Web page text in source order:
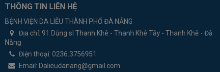
THÔNG TIN LIÊN HỆ
BỆNH VIỆN DA LIỄU THÀNH PHỐ ĐÀ NẴNG
Địa chỉ: 91 Dũng sĩ Thanh Khê - Thanh Khê Tây - Thanh Khê - Đà
Nẵng
Điện thoại: 0236.3756951
Email: Dalieudanang@gmail.com